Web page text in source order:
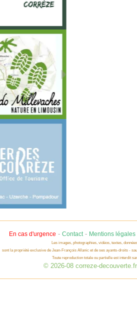
En cas d'urgence - Contact- Mentions légales
Les images, photographies, vidéos, textes,
sont la propriété exclusive de Jean-François Allanic et de ses ayants-droits -
Toute reproduction totale ou partielle est interdit
© 2026-08 correze-